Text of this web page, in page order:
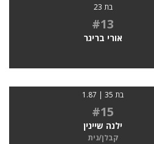
בת 23
#13
אורי בריגר
בת 35 | 1.87
#15
ילנה שיינין
קבלן/נית